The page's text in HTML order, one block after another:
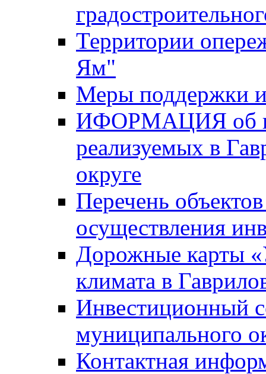
Территории
Ям"
Меры поддержки
ИФОРМАЦИЯ об
реализуемых в
округе
Перечень
осуществления
Дорожные карты
климата в
Инвестиционный
муниципального
Контактная